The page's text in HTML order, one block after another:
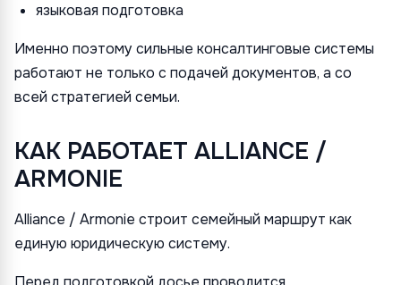
языковая подготовка
Именно поэтому сильные консалтинговые системы
работают не только с подачей документов, а со
всей стратегией семьи.
КАК РАБОТАЕТ ALLIANCE /
ARMONIE
Alliance / Armonie строит семейный маршрут как
единую юридическую систему.